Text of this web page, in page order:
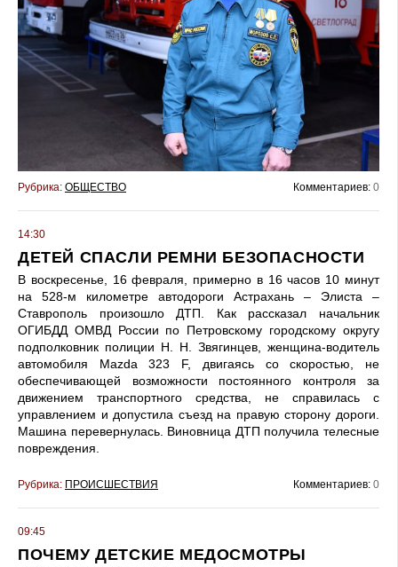
Рубрика: ОБЩЕСТВО Комментариев: 0
14:30
ДЕТЕЙ СПАСЛИ РЕМНИ БЕЗОПАСНОСТИ
В воскресенье, 16 февраля, примерно в 16 часов 10 минут
на 528-м километре автодороги Астрахань – Элиста –
Ставрополь произошло ДТП. Как рассказал начальник
ОГИБДД ОМВД России по Петровскому городскому округу
подполковник полиции Н. Н. Звягинцев, женщина-водитель
автомобиля Мazda 323 F, двигаясь со скоростью, не
обеспечивающей возможности постоянного контроля за
движением транспортного средства, не справилась с
управлением и допустила съезд на правую сторону дороги.
Машина перевернулась. Виновница ДТП получила телесные
повреждения.
Рубрика: ПРОИСШЕСТВИЯ Комментариев: 0
09:45
ПОЧЕМУ ДЕТСКИЕ МЕДОСМОТРЫ